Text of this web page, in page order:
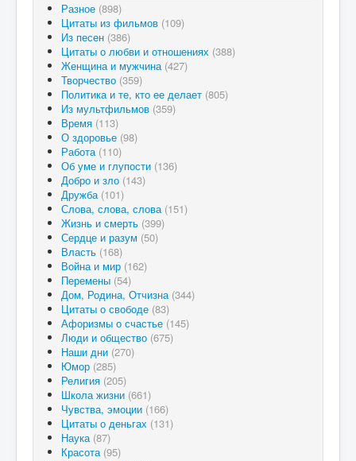
Разное (898)
Цитаты из фильмов (109)
Из песен (386)
Цитаты о любви и отношениях (388)
Женщина и мужчина (427)
Творчество (359)
Политика и те, кто ее делает (805)
Из мультфильмов (359)
Время (113)
О здоровье (98)
Работа (110)
Об уме и глупости (136)
Добро и зло (143)
Дружба (101)
Слова, слова, слова (151)
Жизнь и смерть (399)
Сердце и разум (50)
Власть (168)
Война и мир (162)
Перемены (54)
Дом, Родина, Отчизна (344)
Цитаты о свободе (83)
Афоризмы о счастье (145)
Люди и общество (675)
Наши дни (270)
Юмор (285)
Религия (205)
Школа жизни (661)
Чувства, эмоции (166)
Цитаты о деньгах (131)
Наука (87)
Красота (95)